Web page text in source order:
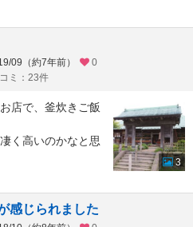
09（約7年前）
0
ミ：23件
店で、釜炊きご飯
く高いのかなと思
3
感じられました